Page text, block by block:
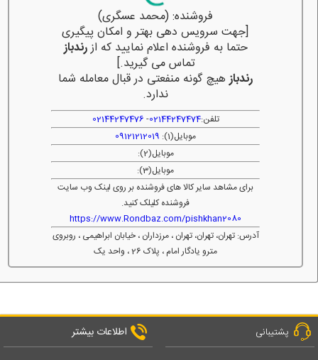
فروشنده: (محمد عسگری)
[جهت سرویس دهی بهتر و امکان پیگیری
حتما به فروشنده اعلام نمایید که ازرندباز
تماس می گیرید.]
رندبازهیچ گونه منفعتی در قبال معامله شما
ندارد.
تلفن:02144247474
-
02144247476
موبایل(1):
09121212019
موبایل(2):
موبایل(3):
برای مشاهد سایر کالا های فروشنده بر روی لینک وب سایت
فروشنده کلیلک کنید.
https://www.Rondbaz.com/pishkhan2080
آدرس: تهران، تهران، تهران ، مرزداران ، خیابان ابراهیمی ، روبروی
مترو یادگار امام ، پلاک 26 ، واحد یک
پشتیبانی اطلاعات بیشتر